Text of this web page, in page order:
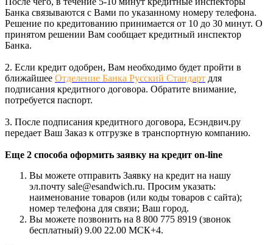
Банка связываются с Вами по указанному номеру телефона.
Решение по кредитованию принимается от 10 до 30 минут. О
принятом решении Вам сообщает кредитный инспектор
Банка.
2. Если кредит одобрен, Вам необходимо будет пройти в
ближайшее Отделение Банка Русский Стандарт для
подписания кредитного договора. Обратите внимание,
потребуется паспорт.
3. После подписания кредитного договора, Есэндвич.ру
передает Ваш Заказ к отгрузке в транспортную компанию.
Еще 2 способа оформить заявку на кредит on-line
Вы можете отправить Заявку на кредит на нашу
эл.почту sale@esandwich.ru. Просим указать:
наименование товаров (или коды товаров с сайта);
номер телефона для связи; Ваш город.
Вы можете позвонить на 8 800 775 8919 (звонок
бесплатный) 9.00 22.00 МСК+4.